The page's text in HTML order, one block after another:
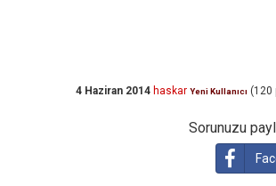
4 Haziran 2014 haskar Yeni Kullanıcı (120
Sorunuzu